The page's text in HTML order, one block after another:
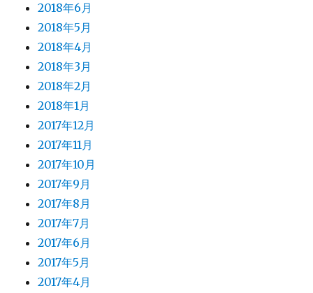
2018年6月
2018年5月
2018年4月
2018年3月
2018年2月
2018年1月
2017年12月
2017年11月
2017年10月
2017年9月
2017年8月
2017年7月
2017年6月
2017年5月
2017年4月